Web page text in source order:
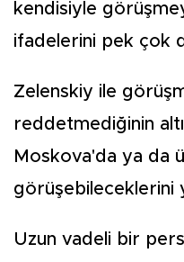
kendisiyle
ifadelerini pek çok
Zelenskiy ile
reddetmediğinin
Moskova'da ya da
görüşebileceklerini
Uzun vadeli bir